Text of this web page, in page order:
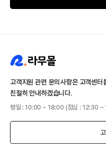
고객지원 관련 문의사항은 고객센터
친절히 안내하겠습니다.
평일 : 10:00 ~ 18:00 (점심 : 12:30 ~